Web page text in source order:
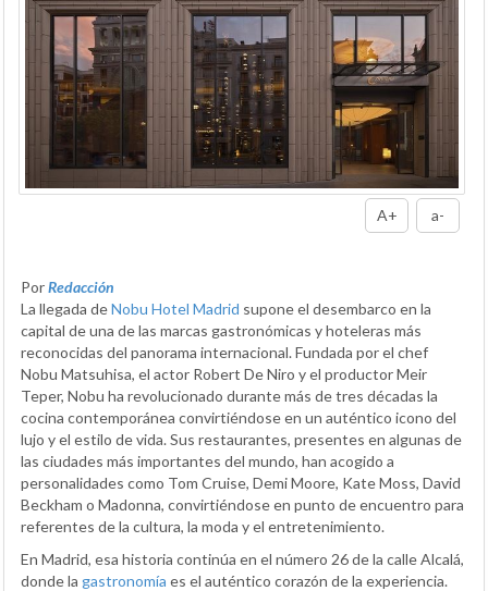
A+ a-
PorRedacción
La llegada deNobu Hotel Madrid supone el desembarco en la
capital de una de las marcas gastronómicas y hoteleras más
reconocidas del panorama internacional. Fundada por el chef
Nobu Matsuhisa, el actor Robert De Niro y el productor Meir
Teper, Nobu ha revolucionado durante más de tres décadas la
cocina contemporánea convirtiéndose en un auténtico icono del
lujo y el estilo de vida. Sus restaurantes, presentes en algunas de
las ciudades más importantes del mundo, han acogido a
personalidades como Tom Cruise, Demi Moore, Kate Moss, David
Beckham o Madonna, convirtiéndose en punto de encuentro para
referentes de la cultura, la moda y el entretenimiento.
En Madrid, esa historia continúa en el número 26 de la calle Alcalá,
donde la gastronomía es el auténtico corazón de la experiencia.